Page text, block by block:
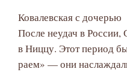
Ковалевская с дочерью
После неудач в
в Ниццу. Этот период
раем» — они